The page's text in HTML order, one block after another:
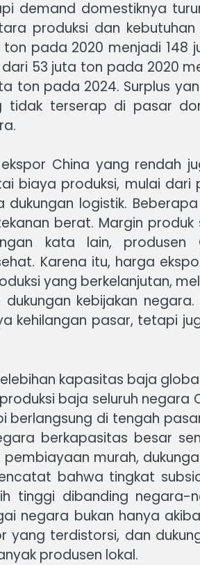
demand domestiknya
produksi dan
pada 2020 menjadi 148
53 juta ton pada 2020
ton pada 2024. Surplus
tidak terserap di pasar
China yang rendah
biaya produksi, mulai dari
dukungan logistik.
berat. Margin
kata lain, produsen
Karena itu, harga
yang berkelanjutan,
kebijakan negara.
kehilangan pasar, tetapi
kapasitas baja
baja seluruh negara
berlangsung di tengah
berkapasitas besar
murah,
bahwa tingkat
tinggi dibanding negara-
negara bukan hanya
terdistorsi, dan
produsen lokal.